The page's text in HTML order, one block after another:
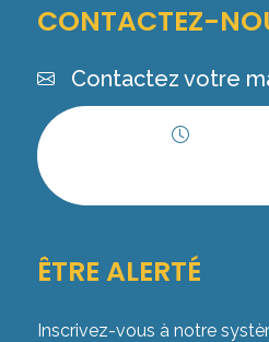
CONTACTEZ-
Contactez votre
ÊTRE ALERTÉ
Inscrivez-vous à notre